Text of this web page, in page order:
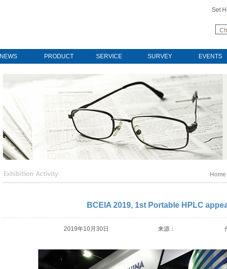
Set
NEWS PRODUCT SERVICE SURVEY EVENTS
Home
BCEIA 2019, 1st Portable HPLC
2019年10月30日 来源：